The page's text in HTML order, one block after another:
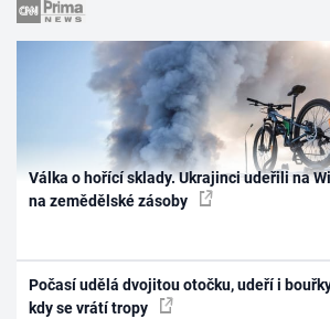
Válka o hořící sklady. Ukrajinci udeřili na
na zemědělské zásoby
Počasí udělá dvojitou otočku, udeří i
kdy se vrátí tropy